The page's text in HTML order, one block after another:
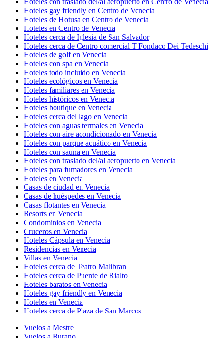
Hoteles con traslado del/al aeropuerto en Centro de Venecia
Hoteles gay friendly en Centro de Venecia
Hoteles de Hotusa en Centro de Venecia
Hoteles en Centro de Venecia
Hoteles cerca de Iglesia de San Salvador
Hoteles cerca de Centro comercial T Fondaco Dei Tedeschi
Hoteles de golf en Venecia
Hoteles con spa en Venecia
Hoteles todo incluido en Venecia
Hoteles ecológicos en Venecia
Hoteles familiares en Venecia
Hoteles históricos en Venecia
Hoteles boutique en Venecia
Hoteles cerca del lago en Venecia
Hoteles con aguas termales en Venecia
Hoteles con aire acondicionado en Venecia
Hoteles con parque acuático en Venecia
Hoteles con sauna en Venecia
Hoteles con traslado del/al aeropuerto en Venecia
Hoteles para fumadores en Venecia
Hoteles en Venecia
Casas de ciudad en Venecia
Casas de huéspedes en Venecia
Casas flotantes en Venecia
Resorts en Venecia
Condominios en Venecia
Cruceros en Venecia
Hoteles Cápsula en Venecia
Residencias en Venecia
Villas en Venecia
Hoteles cerca de Teatro Malibran
Hoteles cerca de Puente de Rialto
Hoteles baratos en Venecia
Hoteles gay friendly en Venecia
Hoteles en Venecia
Hoteles cerca de Plaza de San Marcos
Vuelos a Mestre